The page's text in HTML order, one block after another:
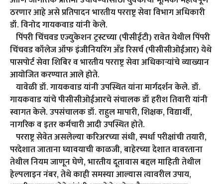
ठरणार आहे असे प्रतिपादन भारतीय परराष्ट्र सेवा विभाग अधिकारी
डॉ. विनोद गायकवाड यांनी केले.
पिंपरी चिंचवड एज्युकेशन ट्रस्टच्या (पीसीईटी) रावेत येथील पिंपरी
चिंचवड कॉलेज ऑफ इंजीनियरिंग अँड रिसर्च (पीसीसीओईआर) येथे
पासपोर्ट सेवा शिबिर व भारतीय परराष्ट्र सेवा अधिकाऱ्यांचे व्याख्यान
आयोजित करण्यात आले होते.
यावेळी डॉ. गायकवाड यांनी उपस्थित यांना मार्गदर्शन केले. डॉ.
गायकवाड यांचे पीसीसीओईआरचे संचालक डॉ हरीश तिवारी यांनी
स्वागत केले. उपसंचालक डॉ. राहुल मापारी, शिक्षक, विद्यार्थी,
नागरिक व इतर कर्मचारी आदी उपस्थित होते.
परराष्ट्र सेवेत असलेल्या करिअरच्या संधी, स्पर्धा परीक्षांची तयारी,
परदेशात जाताना घ्यावयाची काळजी, बाहेरच्या देशात वावरताना
तेथील नियम जाणून घेणे, भारतीय दूतावास बद्दल माहिती तेथील
हेल्पलाइन नंबर, तेथे काही समस्या आल्यास त्यावरील उपाय,